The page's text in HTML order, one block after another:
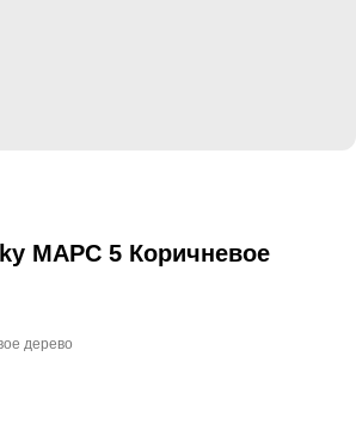
МАРС 5 Коричневое
дерево